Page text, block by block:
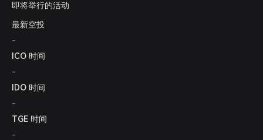
即将举行的活动
最新空投
-
ICO 时间
-
IDO 时间
-
TGE 时间
-